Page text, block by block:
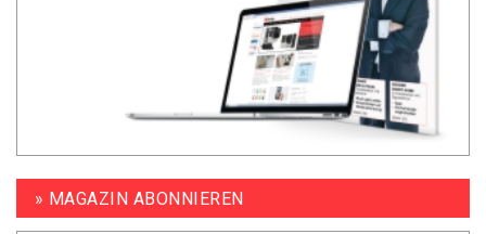
» MAGAZIN ABONNIEREN